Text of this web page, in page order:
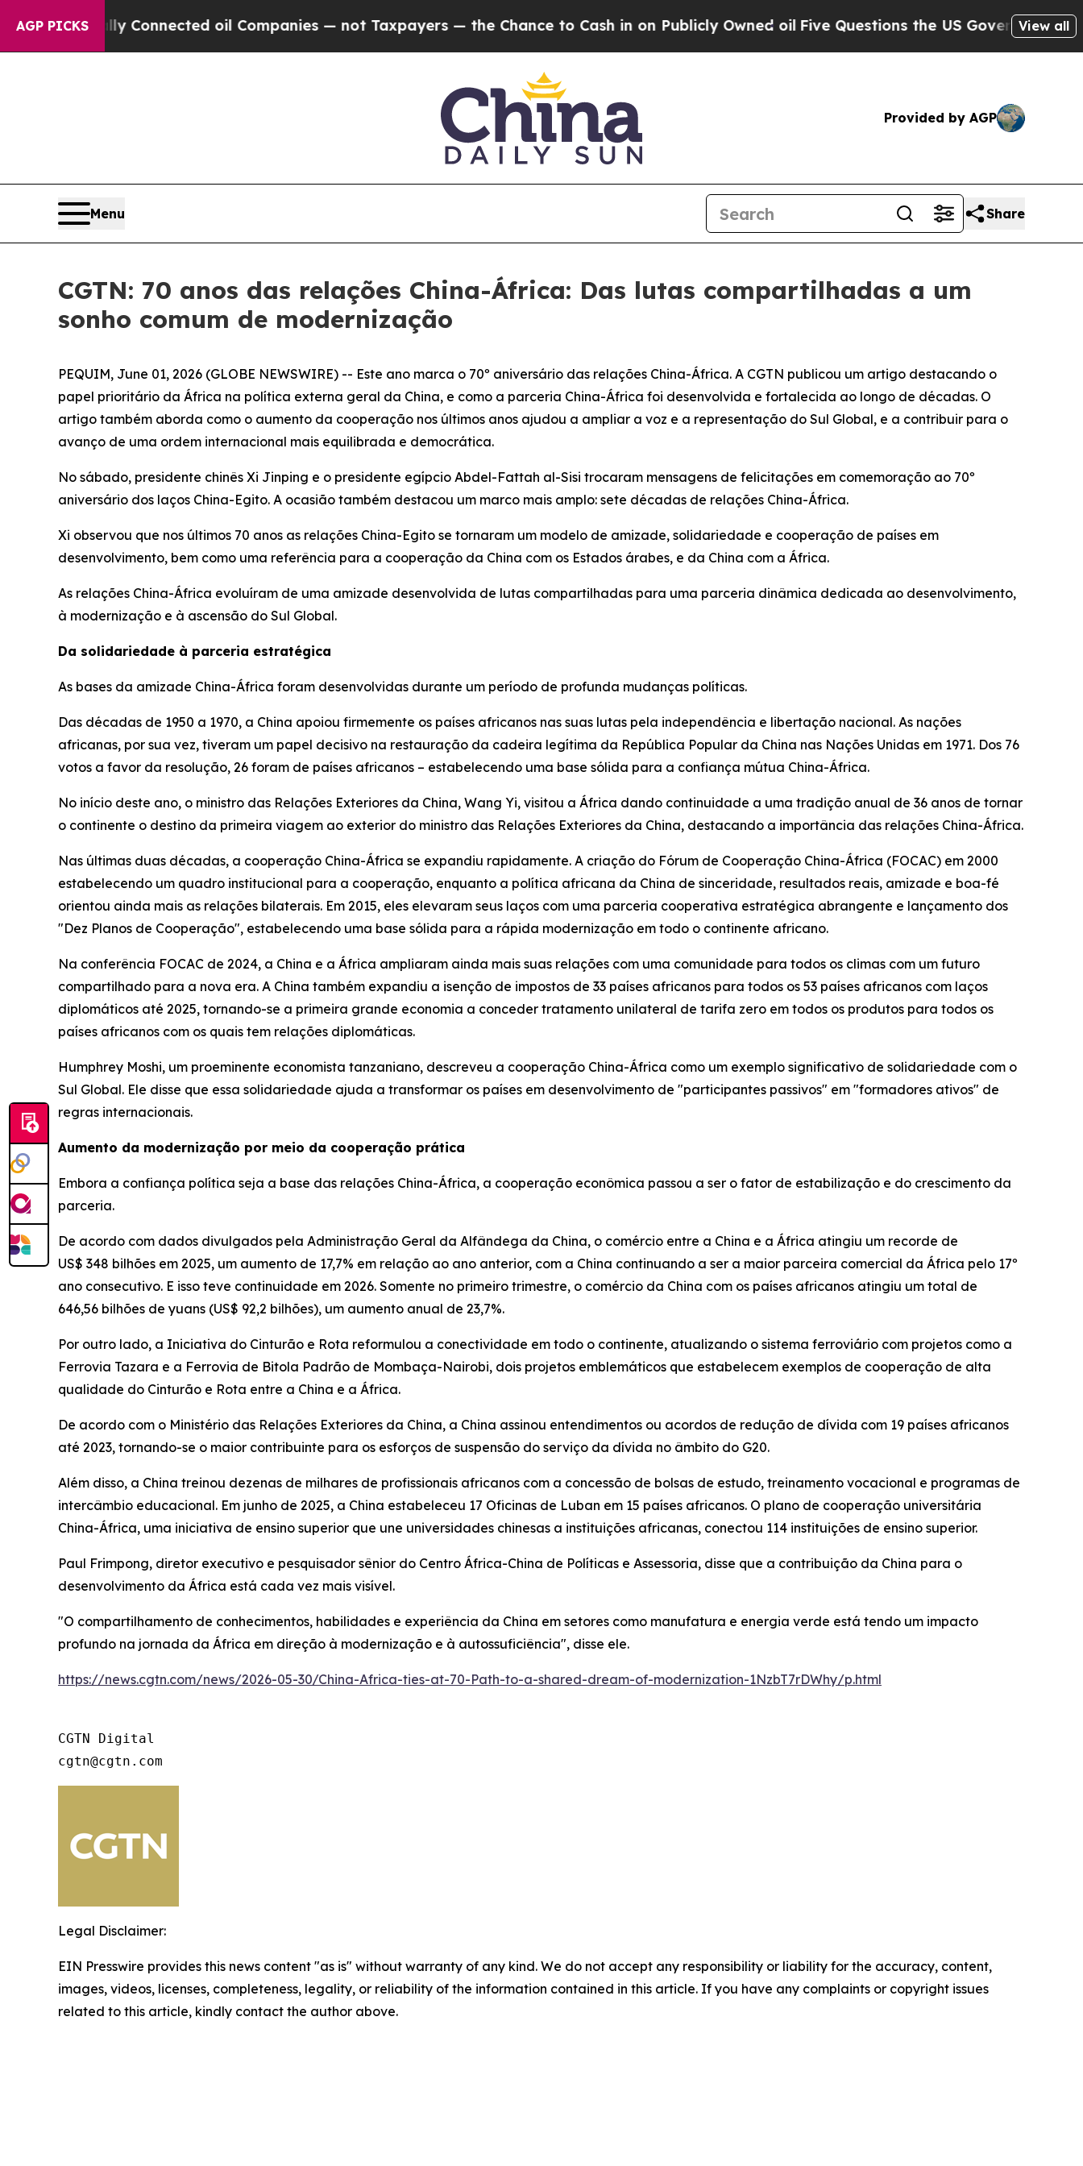
AGP PICKSConnected oil Companies — not Taxpayers — the Chance to Cash in on Publicly Owned oilFive Questions the US Government Should
View all
Provided by AGP
Menu Share
CGTN: 70 anos das relações China-África: Das lutas compartilhadas a um
sonho comum de modernização
PEQUIM, June 01, 2026 (GLOBE NEWSWIRE) -- Este ano marca o 70º aniversário das relações China-África. A CGTN publicou um artigo destacando o
papel prioritário da África na política externa geral da China, e como a parceria China-África foi desenvolvida e fortalecida ao longo de décadas. O
artigo também aborda como o aumento da cooperação nos últimos anos ajudou a ampliar a voz e a representação do Sul Global, e a contribuir para o
avanço de uma ordem internacional mais equilibrada e democrática.
No sábado, presidente chinês Xi Jinping e o presidente egípcio Abdel-Fattah al-Sisi trocaram mensagens de felicitações em comemoração ao 70º
aniversário dos laços China-Egito. A ocasião também destacou um marco mais amplo: sete décadas de relações China-África.
Xi observou que nos últimos 70 anos as relações China-Egito se tornaram um modelo de amizade, solidariedade e cooperação de países em
desenvolvimento, bem como uma referência para a cooperação da China com os Estados árabes, e da China com a África.
As relações China-África evoluíram de uma amizade desenvolvida de lutas compartilhadas para uma parceria dinâmica dedicada ao desenvolvimento,
à modernização e à ascensão do Sul Global.
Da solidariedade à parceria estratégica
As bases da amizade China-África foram desenvolvidas durante um período de profunda mudanças políticas.
Das décadas de 1950 a 1970, a China apoiou firmemente os países africanos nas suas lutas pela independência e libertação nacional. As nações
africanas, por sua vez, tiveram um papel decisivo na restauração da cadeira legítima da República Popular da China nas Nações Unidas em 1971. Dos 76
votos a favor da resolução, 26 foram de países africanos – estabelecendo uma base sólida para a confiança mútua China-África.
No início deste ano, o ministro das Relações Exteriores da China, Wang Yi, visitou a África dando continuidade a uma tradição anual de 36 anos de tornar
o continente o destino da primeira viagem ao exterior do ministro das Relações Exteriores da China, destacando a importância das relações China-África.
Nas últimas duas décadas, a cooperação China-África se expandiu rapidamente. A criação do Fórum de Cooperação China-África (FOCAC) em 2000
estabelecendo um quadro institucional para a cooperação, enquanto a política africana da China de sinceridade, resultados reais, amizade e boa-fé
orientou ainda mais as relações bilaterais. Em 2015, eles elevaram seus laços com uma parceria cooperativa estratégica abrangente e lançamento dos
"Dez Planos de Cooperação", estabelecendo uma base sólida para a rápida modernização em todo o continente africano.
Na conferência FOCAC de 2024, a China e a África ampliaram ainda mais suas relações com uma comunidade para todos os climas com um futuro
compartilhado para a nova era. A China também expandiu a isenção de impostos de 33 países africanos para todos os 53 países africanos com laços
diplomáticos até 2025, tornando-se a primeira grande economia a conceder tratamento unilateral de tarifa zero em todos os produtos para todos os
países africanos com os quais tem relações diplomáticas.
Humphrey Moshi, um proeminente economista tanzaniano, descreveu a cooperação China-África como um exemplo significativo de solidariedade com o
Sul Global. Ele disse que essa solidariedade ajuda a transformar os países em desenvolvimento de "participantes passivos" em "formadores ativos" de
regras internacionais.
Aumento da modernização por meio da cooperação prática
Embora a confiança política seja a base das relações China-África, a cooperação econômica passou a ser o fator de estabilização e do crescimento da
parceria.
De acordo com dados divulgados pela Administração Geral da Alfândega da China, o comércio entre a China e a África atingiu um recorde de
US$ 348 bilhões em 2025, um aumento de 17,7% em relação ao ano anterior, com a China continuando a ser a maior parceira comercial da África pelo 17º
ano consecutivo. E isso teve continuidade em 2026. Somente no primeiro trimestre, o comércio da China com os países africanos atingiu um total de
646,56 bilhões de yuans (US$ 92,2 bilhões), um aumento anual de 23,7%.
Por outro lado, a Iniciativa do Cinturão e Rota reformulou a conectividade em todo o continente, atualizando o sistema ferroviário com projetos como a
Ferrovia Tazara e a Ferrovia de Bitola Padrão de Mombaça-Nairobi, dois projetos emblemáticos que estabelecem exemplos de cooperação de alta
qualidade do Cinturão e Rota entre a China e a África.
De acordo com o Ministério das Relações Exteriores da China, a China assinou entendimentos ou acordos de redução de dívida com 19 países africanos
até 2023, tornando-se o maior contribuinte para os esforços de suspensão do serviço da dívida no âmbito do G20.
Além disso, a China treinou dezenas de milhares de profissionais africanos com a concessão de bolsas de estudo, treinamento vocacional e programas de
intercâmbio educacional. Em junho de 2025, a China estabeleceu 17 Oficinas de Luban em 15 países africanos. O plano de cooperação universitária
China-África, uma iniciativa de ensino superior que une universidades chinesas a instituições africanas, conectou 114 instituições de ensino superior.
Paul Frimpong, diretor executivo e pesquisador sênior do Centro África-China de Políticas e Assessoria, disse que a contribuição da China para o
desenvolvimento da África está cada vez mais visível.
"O compartilhamento de conhecimentos, habilidades e experiência da China em setores como manufatura e energia verde está tendo um impacto
profundo na jornada da África em direção à modernização e à autossuficiência", disse ele.
https://news.cgtn.com/news/2026-05-30/China-Africa-ties-at-70-Path-to-a-shared-dream-of-modernization-1NzbT7rDWhy/p.html
CGTN Digital
cgtn@cgtn.com
Legal Disclaimer:
EIN Presswire provides this news content "as is" without warranty of any kind. We do not accept any responsibility or liability for the accuracy, content,
images, videos, licenses, completeness, legality, or reliability of the information contained in this article. If you have any complaints or copyright issues
related to this article, kindly contact the author above.